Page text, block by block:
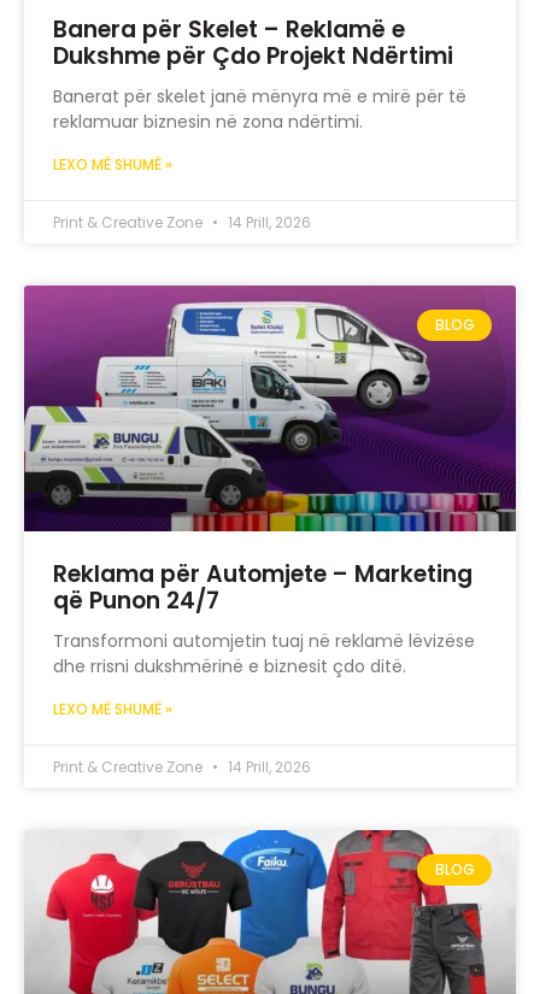
Banera për Skelet – Reklamë e
Dukshme për Çdo Projekt Ndërtimi
Banerat për skelet janë mënyra më e mirë për të
reklamuar biznesin në zona ndërtimi.
LEXO MË SHUMË »
Print & Creative Zone 14 Prill, 2026
BLOG
Reklama për Automjete – Marketing
që Punon 24/7
Transformoni automjetin tuaj në reklamë lëvizëse
dhe rrisni dukshmërinë e biznesit çdo ditë.
LEXO MË SHUMË »
Print & Creative Zone 14 Prill, 2026
BLOG